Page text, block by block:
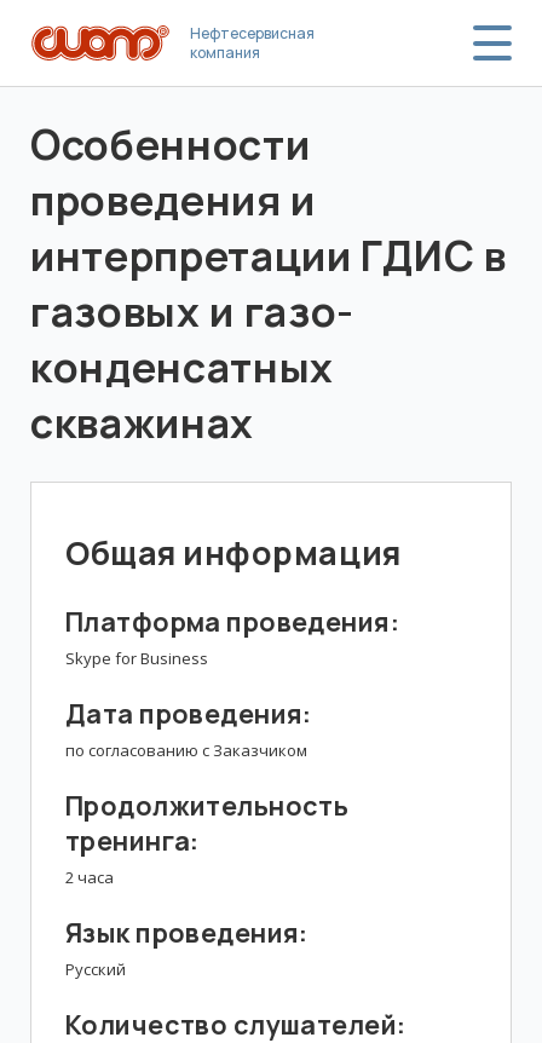
Нефтесервисная
компания
Особенности
проведения и
интерпретации ГДИС в
газовых и газо-
конденсатных
скважинах
Общая информация
Платформа проведения:
Skype for Business
Дата проведения:
по согласованию с Заказчиком
Продолжительность
тренинга:
2 часа
Язык проведения:
Русский
Количество слушателей: